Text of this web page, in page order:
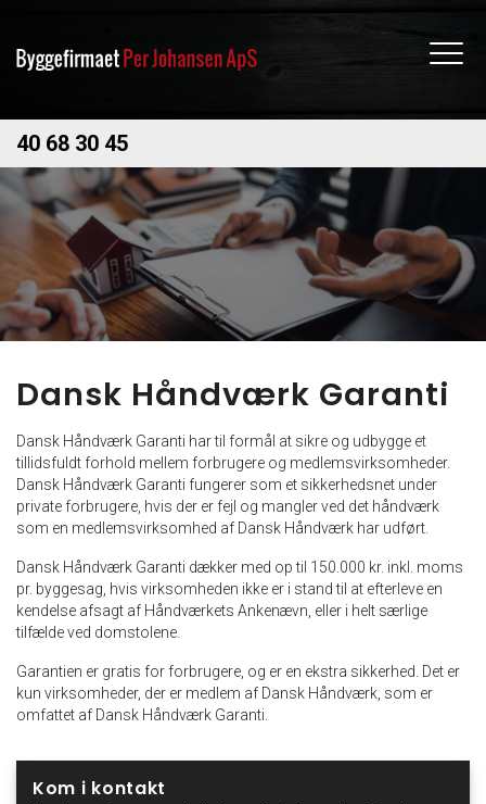
hovedindhold
40 68 30 45
Dansk Håndværk Garanti
Dansk Håndværk Garanti har til formål at sikre og udbygge et
tillidsfuldt forhold mellem forbrugere og medlemsvirksomheder.
Dansk Håndværk Garanti fungerer som et sikkerhedsnet under
private forbrugere, hvis der er fejl og mangler ved det håndværk
som en medlemsvirksomhed af Dansk Håndværk har udført.
Dansk Håndværk Garanti dækker med op til 150.000 kr. inkl. moms
pr. byggesag, hvis virksomheden ikke er i stand til at efterleve en
kendelse afsagt af Håndværkets Ankenævn, eller i helt særlige
tilfælde ved domstolene.
Garantien er gratis for forbrugere, og er en ekstra sikkerhed. Det er
kun virksomheder, der er medlem af Dansk Håndværk, som er
omfattet af Dansk Håndværk Garanti.
Kom i kontakt